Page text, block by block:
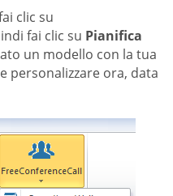
clic su
fai clic su Pianifica
un modello con la tua
personalizzare ora, data